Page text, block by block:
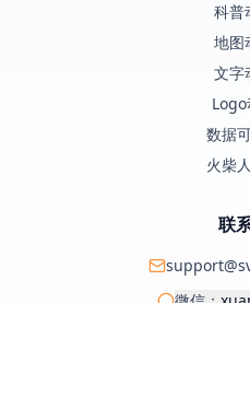
科普
地图
文字
数据
火柴
联
微信：